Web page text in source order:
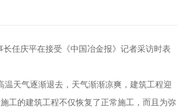
任庆平在接受《中国冶金报》记者采访时表
天气逐渐退去，天气渐渐凉爽，建筑工程迎
工的建筑工程不仅恢复了正常施工，而且为弥